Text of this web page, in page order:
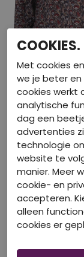
SO SOIRE
W10464/Eva
€ 16,79
€ 27,99
COOKIES.
Met cookies
we je beter en
cookies werkt
analytische
dag een
advertenties
technologie
website te
manier. Meer
cookie- en
accepteren.
alleen
cookies er